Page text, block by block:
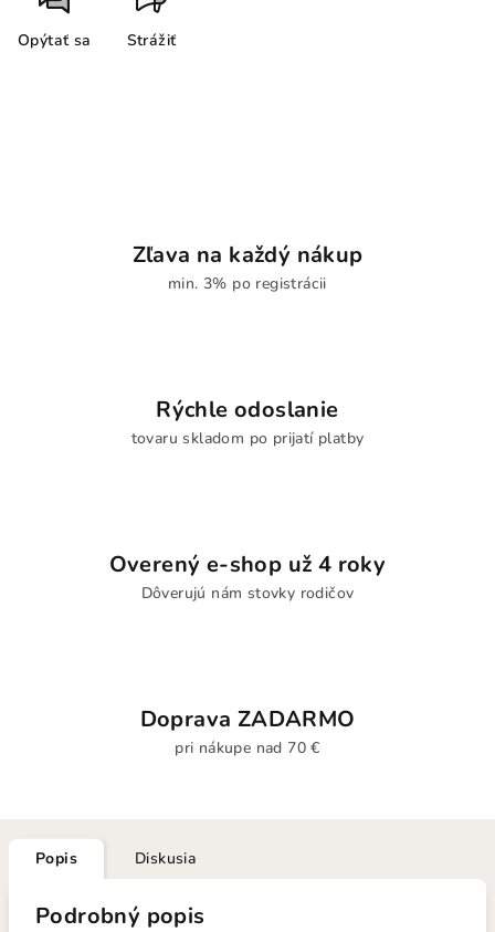
Opýtať sa Strážiť
Zľava na každý nákup
min. 3% po registrácii
Rýchle odoslanie
tovaru skladom po prijatí platby
Overený e-shop už 4 roky
Dôverujú nám stovky rodičov
Doprava ZADARMO
pri nákupe nad 70 €
Popis Diskusia
Podrobný popis